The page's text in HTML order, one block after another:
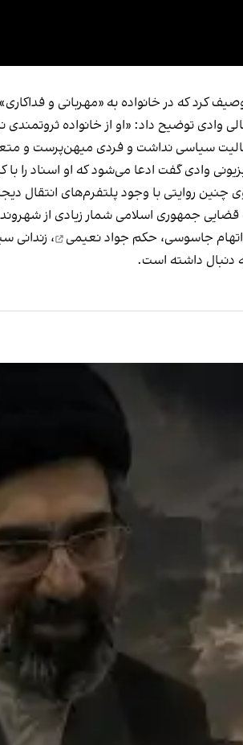
کرد که در خانواده به «مهربانی و
وادی توضیح داد: «او از خانواده
سیاسی نداشت و فردی میهن‌پرست و
وادی گفت ادعا می‌شود که او اسناد
روایتی با وجود پلتفرم‌های انتقال
اتهام جاسوسی، حکم جواد نعیمی
دنبال داشته است.